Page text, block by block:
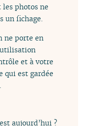
les photos ne
un fichage.
ne porte en
et à votre
qui est gardée
aujourd’hui ?